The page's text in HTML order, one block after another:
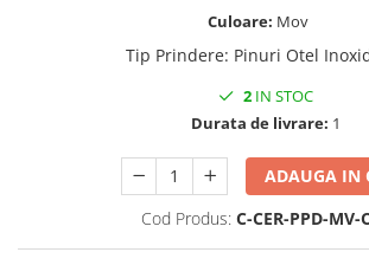
Culoare: Mov
Tip Prindere: Pinuri Otel
2 IN STOC
Durata de livrare: 1
ADAUGA IN
Cod Produs: C-CER-PPD-MV-